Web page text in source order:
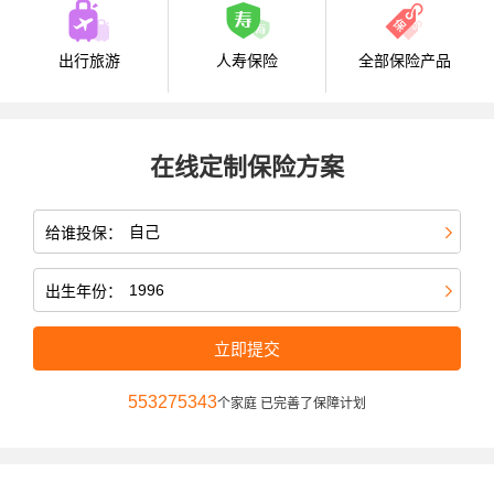
出行旅游 人寿保险 全部保险产品
在线定制保险方案
给谁投保：
出生年份：
立即提交
553275343个家庭 已完善了保障计划